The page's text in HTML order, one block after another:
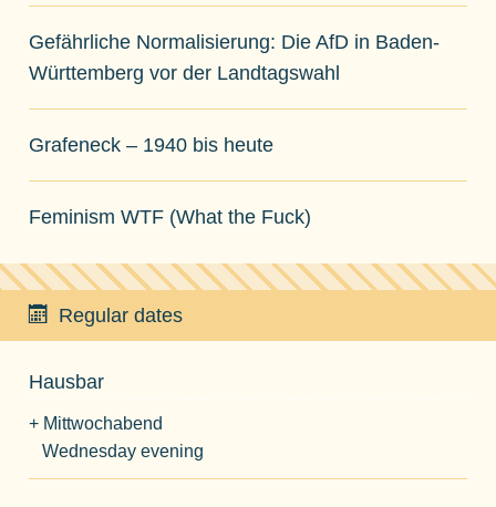
Gefährliche Normalisierung: Die AfD in Baden-
Württemberg vor der Landtagswahl
Grafeneck – 1940 bis heute
Feminism WTF (What the Fuck)
Regular dates
Hausbar
+ Mittwochabend
Wednesday evening